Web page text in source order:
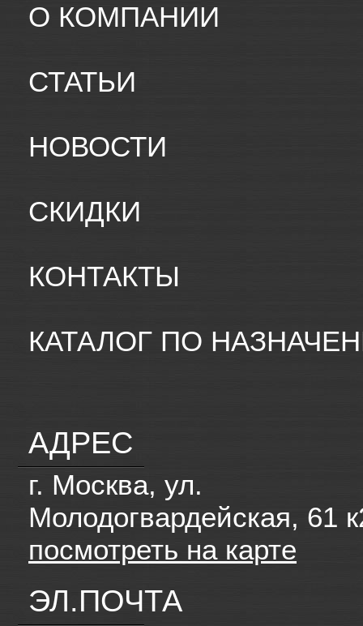
О КОМПАНИИ
СТАТЬИ
НОВОСТИ
СКИДКИ
КОНТАКТЫ
КАТАЛОГ ПО
АДРЕС
г. Москва, ул.
Молодогвардейская, 61
посмотреть на карте
ЭЛ.ПОЧТА